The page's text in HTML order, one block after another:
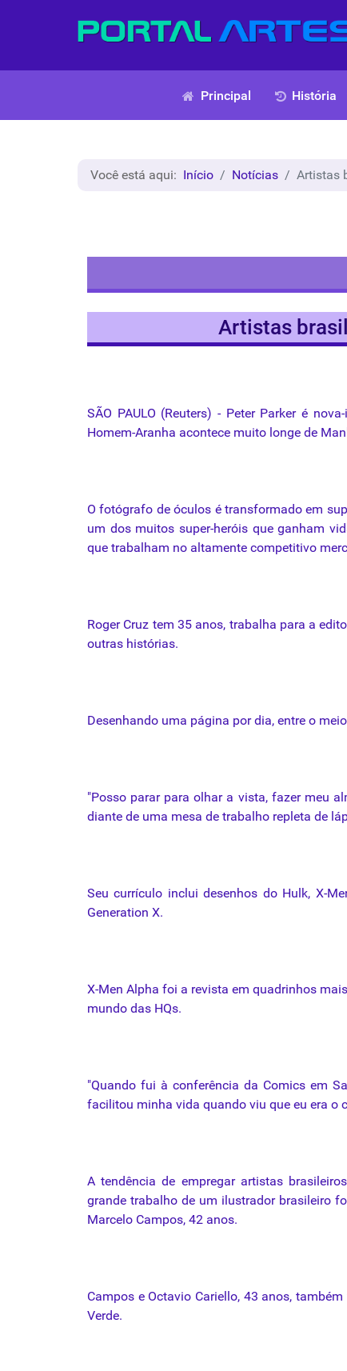
Principal História
Você está aqui: Início Notícias Artistas
Artistas
SÃO PAULO (Reuters) - Peter Parkeré
Homem-Aranha acontece muito longe de
Ofotógrafo deóculos é transformadoem
um dos muitos super-heróis que ganham
que trabalham no altamente competitivo
Roger Cruz tem 35 anos, trabalha para a
outras histórias.
Desenhando uma página por dia, entre o
"Posso parar para olhar a vista, fazer meu
diante de uma mesa de trabalho repleta de
Seu currículo inclui desenhos do Hulk, X-
Generation X.
X-Men Alpha foi a revista em quadrinhos
mundo das HQs.
"Quando fui à conferência da Comics em
facilitou minha vida quando viu que eu era o
A tendência de empregar artistas
grande trabalho de um ilustrador brasileiro
Marcelo Campos, 42 anos.
Campos e Octavio Cariello, 43 anos,
Verde.